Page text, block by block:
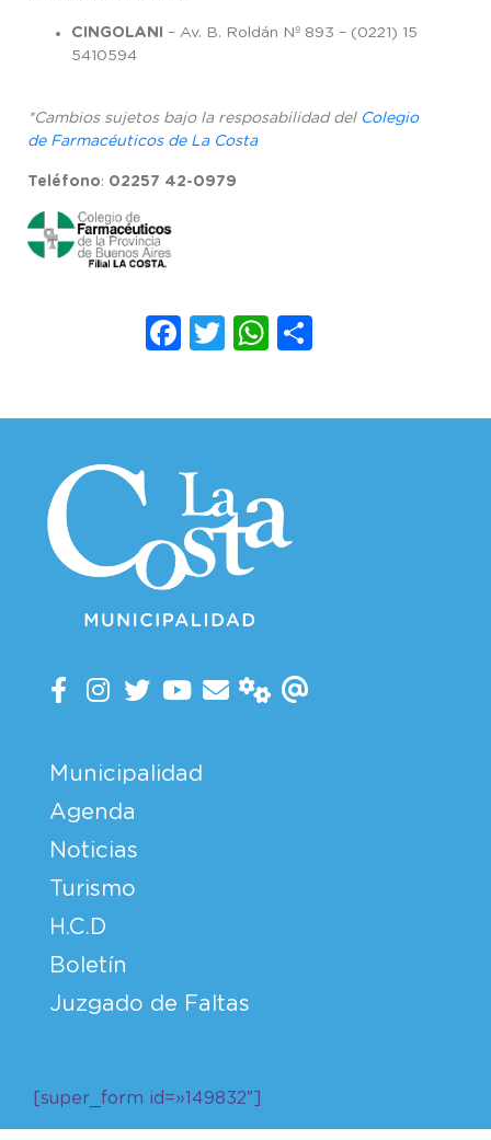
CINGOLANI – Av. B. Roldán Nº 893 – (0221) 15
5410594
*Cambios sujetos bajo la resposabilidad del Colegio
de Farmacéuticos de La Costa
Teléfono: 02257 42-0979
Facebook
TwitterWhatsApp
Municipalidad
Agenda
Noticias
Turismo
H.C.D
Boletín
Juzgado de Faltas
[super_form id=»149832″]